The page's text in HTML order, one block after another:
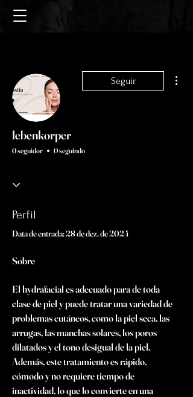
Seguir
lebenkorper
0 seguidor 0 seguindo
Perfil
Data de entrada: 28 de dez. de 2024
Sobre
El hydrafacial es adecuado para de toda
clase de piel y puede tratar una variedad de
problemas cutáneos, como la piel seca, las
arrugas, las manchas solares, los poros
dilatados y el tono desigual de la piel.
Además, este tratamiento es rápido,
cómodo y no requiere tiempo de
inactividad, lo que lo convierte en una